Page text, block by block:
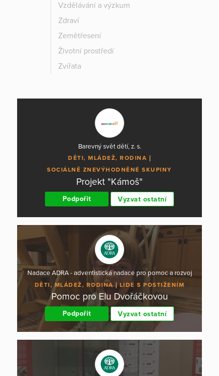
Vzdělávání a výzkum
Zdraví
Zemětřesení
Životní prostředí
Zvířata
Barevný svět dětí, z. s.
DĚTI, MLÁDEŽ, RODINA
SOCIÁLNĚ ZNEVÝHODNĚNÉ SKUPINY
Projekt "Kámoš"
Podpořit Vyzvat ostatní
Nadace ADRA - adventistická nadace pro pomoc a rozvoj
DĚTI, MLÁDEŽ, RODINA LIDÉ S POSTIŽENÍM
Pomoc pro Elu Dvořáčkovou
Podpořit Vyzvat ostatní